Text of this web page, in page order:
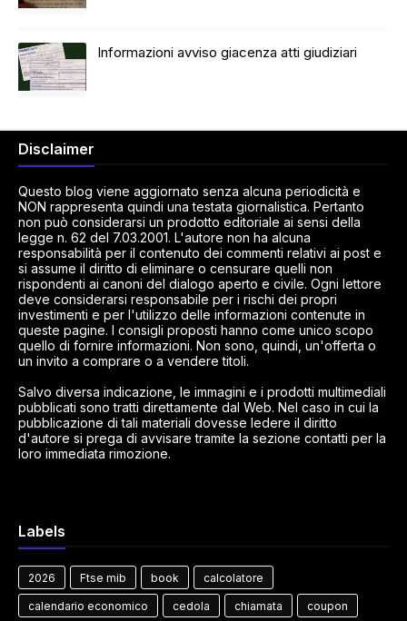
Informazioni avviso giacenza atti giudiziari
Disclaimer
Questo blog viene aggiornato senza alcuna periodicità e
NON rappresenta quindi una testata giornalistica. Pertanto
non può considerarsi un prodotto editoriale ai sensi della
legge n. 62 del 7.03.2001. L'autore non ha alcuna
responsabilità per il contenuto dei commenti relativi ai post e
si assume il diritto di eliminare o censurare quelli non
rispondenti ai canoni del dialogo aperto e civile. Ogni lettore
deve considerarsi responsabile per i rischi dei propri
investimenti e per l'utilizzo delle informazioni contenute in
queste pagine. I consigli proposti hanno come unico scopo
quello di fornire informazioni. Non sono, quindi, un'offerta o
un invito a comprare o a vendere titoli.
Salvo diversa indicazione, le immagini e i prodotti multimediali
pubblicati sono tratti direttamente dal Web. Nel caso in cui la
pubblicazione di tali materiali dovesse ledere il diritto
d'autore si prega di avvisare tramite la sezione contatti per la
loro immediata rimozione.
Labels
2026 Ftse mib book calcolatore
calendario economico cedola chiamata coupon